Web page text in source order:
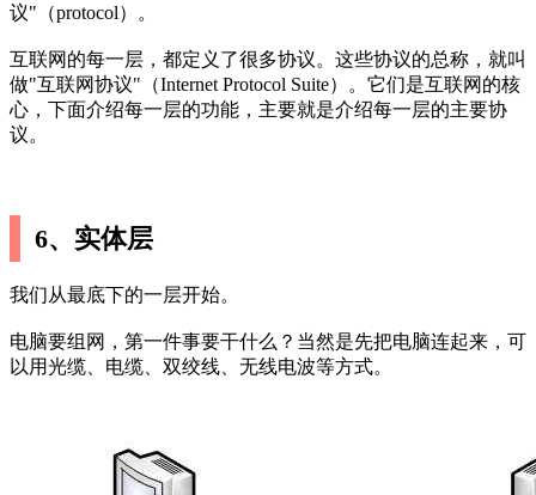
议"（protocol）。
互联网的每一层，都定义了很多协议。这些协议的总称，就叫
做"互联网协议"（Internet Protocol Suite）。它们是互联网的核
心，下面介绍每一层的功能，主要就是介绍每一层的主要协
议。
6、实体层
我们从最底下的一层开始。
电脑要组网，第一件事要干什么？当然是先把电脑连起来，可
以用光缆、电缆、双绞线、无线电波等方式。